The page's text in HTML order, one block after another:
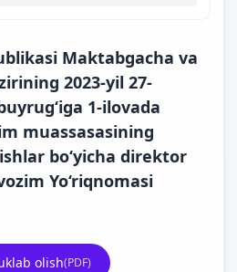
Maktabgacha va
2023-yil 27-
1-ilovada
muassasasining
bo‘yicha direktor
Yo‘riqnomasi
olish(PDF)